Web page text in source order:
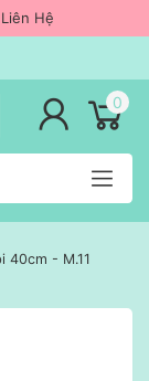
Liên Hệ
0
40cm - M.11